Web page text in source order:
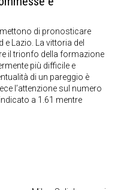
di pronosticare
Lazio. La vittoria del
il trionfo della formazione
più difficile e
di un pareggio è
l’attenzione sul numero
a 1.61 mentre